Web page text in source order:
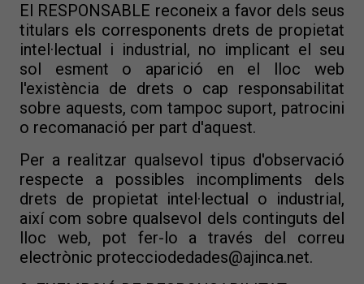
El RESPONSABLE reconeix a favor dels seus
titulars els corresponents drets de propietat
intel·lectual i industrial, no implicant el seu
sol esment o aparició en el lloc web
l'existència de drets o cap responsabilitat
sobre aquests, com tampoc suport, patrocini
o recomanació per part d'aquest.
Per a realitzar qualsevol tipus d'observació
respecte a possibles incompliments dels
drets de propietat intel·lectual o industrial,
així com sobre qualsevol dels continguts del
lloc web, pot fer-lo a través del correu
electrònic protecciodedades@ajinca.net.